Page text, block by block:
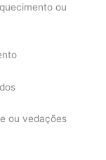
ou
ou vedações